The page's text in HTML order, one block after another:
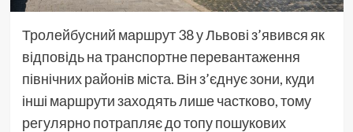
Тролейбусний маршрут 38 у Львові з’явився як
відповідь на транспортне перевантаження
північних районів міста. Він з’єднує зони, куди
інші маршрути заходять лише частково, тому
регулярно потрапляє до топу пошукових